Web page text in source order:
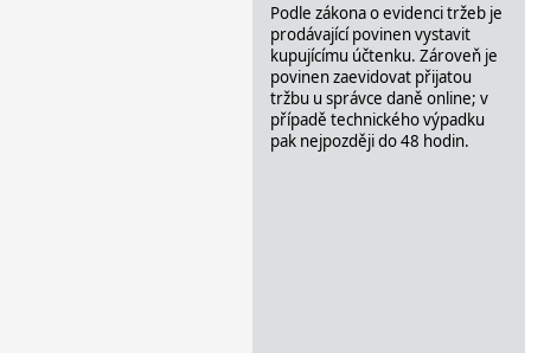
Podle zákona o evidenci tržeb je
prodávající povinen vystavit
kupujícímu účtenku. Zároveň je
povinen zaevidovat přijatou
tržbu u správce daně online; v
případě technického výpadku
pak nejpozději do 48 hodin.